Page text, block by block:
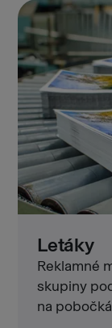
Letáky
Reklamné
skupiny
na